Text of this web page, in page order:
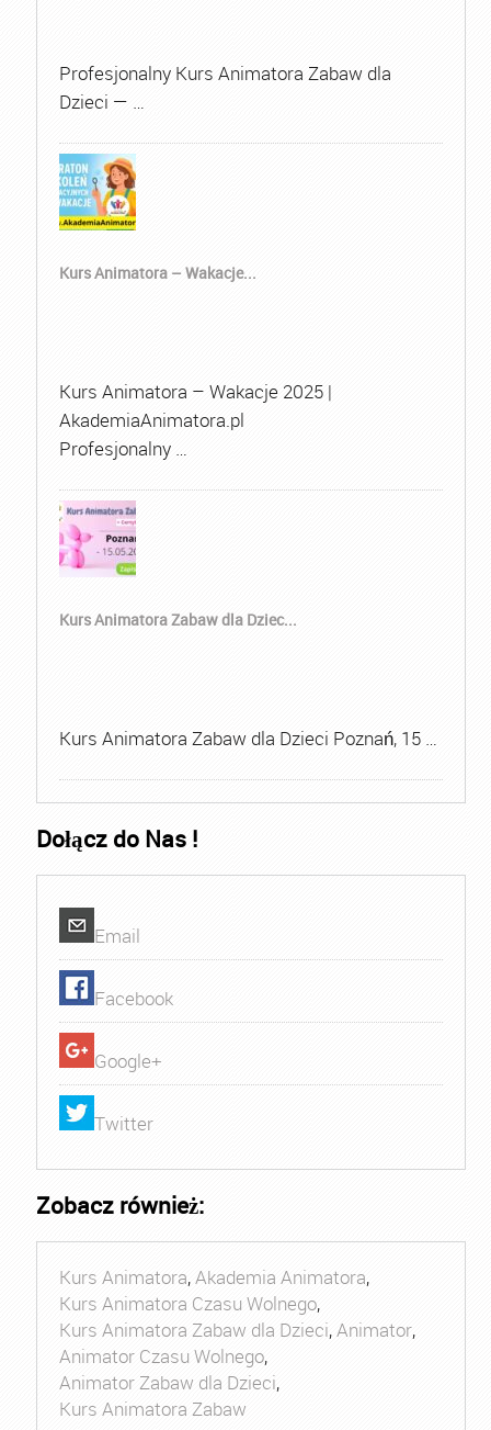
Profesjonalny Kurs Animatora Zabaw dla
Dzieci — …
Kurs Animatora – Wakacje...
Kurs Animatora – Wakacje 2025 |
AkademiaAnimatora.pl
Profesjonalny …
Kurs Animatora Zabaw dla Dziec...
Kurs Animatora Zabaw dla Dzieci Poznań, 15 …
Dołącz do Nas !
Email
Facebook
Google+
Twitter
Zobacz również:
Kurs Animatora,Akademia Animatora,
Kurs Animatora Czasu Wolnego,
Kurs Animatora Zabaw dla Dzieci,Animator,
Animator Czasu Wolnego,
Animator Zabaw dla Dzieci,
Kurs Animatora Zabaw